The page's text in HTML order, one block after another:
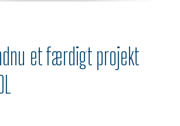
et færdigt projekt